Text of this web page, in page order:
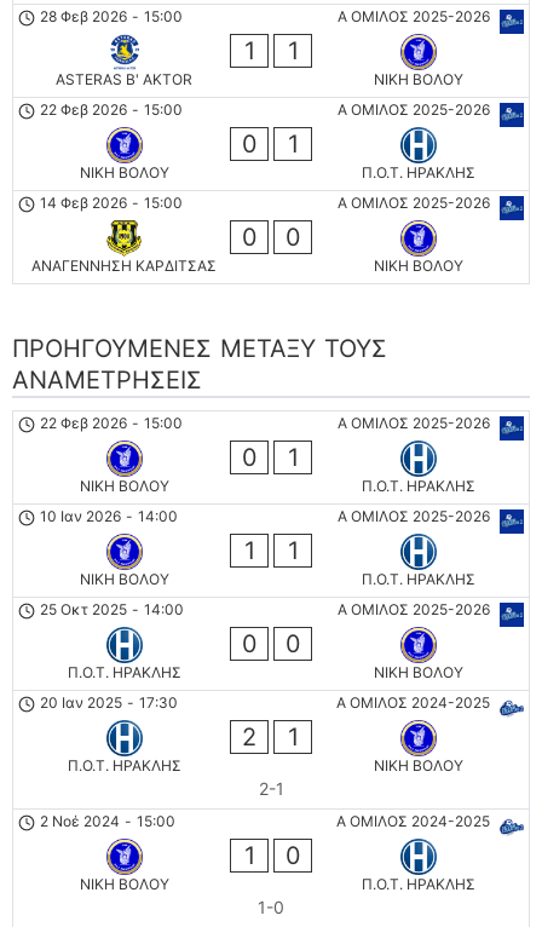
Α ΟΜΙΛΟΣ 2025-2026
28 Φεβ 2026 - 15:00
ASTERAS B' AKTOR
1 1
ΝΙΚΗ ΒΟΛΟΥ
Α ΟΜΙΛΟΣ 2025-2026
22 Φεβ 2026 - 15:00
ΝΙΚΗ ΒΟΛΟΥ
0 1
Π.Ο.Τ. ΗΡΑΚΛΗΣ
Α ΟΜΙΛΟΣ 2025-2026
14 Φεβ 2026 - 15:00
ΑΝΑΓΕΝΝΗΣΗ ΚΑΡΔΙΤΣΑΣ
0 0
ΝΙΚΗ ΒΟΛΟΥ
ΠΡΟΗΓΟΎΜΕΝΕΣ ΜΕΤΑΞΎ ΤΟΥΣ
ΑΝΑΜΕΤΡΉΣΕΙΣ
Α ΟΜΙΛΟΣ 2025-2026
22 Φεβ 2026 - 15:00
ΝΙΚΗ ΒΟΛΟΥ
0 1
Π.Ο.Τ. ΗΡΑΚΛΗΣ
Α ΟΜΙΛΟΣ 2025-2026
10 Ιαν 2026 - 14:00
ΝΙΚΗ ΒΟΛΟΥ
1 1
Π.Ο.Τ. ΗΡΑΚΛΗΣ
Α ΟΜΙΛΟΣ 2025-2026
25 Οκτ 2025 - 14:00
Π.Ο.Τ. ΗΡΑΚΛΗΣ
0 0
ΝΙΚΗ ΒΟΛΟΥ
Α ΟΜΙΛΟΣ 2024-2025
20 Ιαν 2025 - 17:30
Π.Ο.Τ. ΗΡΑΚΛΗΣ
2 1
ΝΙΚΗ ΒΟΛΟΥ
2-1
Α ΟΜΙΛΟΣ 2024-2025
2 Νοέ 2024 - 15:00
ΝΙΚΗ ΒΟΛΟΥ
1 0
Π.Ο.Τ. ΗΡΑΚΛΗΣ
1-0